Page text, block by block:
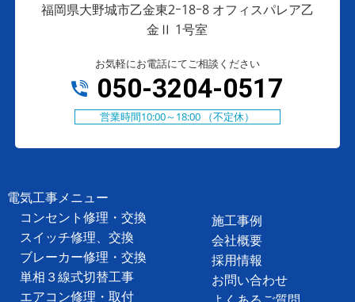
福岡県大野城市乙金東2ｰ18ｰ8 オフィスパレア乙
金Ⅱ 1号室
お気軽にお電話にてご相談ください
050-3204-0517
営業時間10:00～18:00 （不定休）
電気工事メニュー
コンセント修理・交換
スイッチ修理、交換
ブレーカー修理・交換
単相３線式切替工事
エアコン修理・取付
施工事例
会社概要
採用情報
お問い合わせ